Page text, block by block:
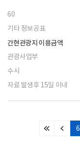
60
기타 정보공표
간현관광지 이용금액
관광사업부
수시
자료 발생후 15일 이내
처
이
6